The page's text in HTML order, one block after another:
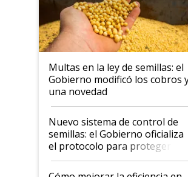
Multas en la ley de semillas: el
Gobierno modificó los cobros
una novedad
Nuevo sistema de control de
semillas: el Gobierno oficializa
el protocolo para proteger la
propiedad intelectual